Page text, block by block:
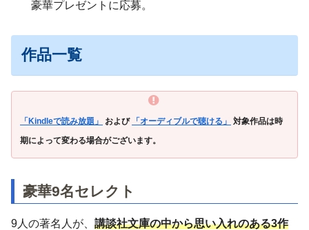
豪華プレゼントに応募。
作品一覧
「Kindleで読み放題」 および 「オーディブルで聴ける」
対象作品は時
期によって変わる場合がございます。
豪華9名セレクト
9人の著名人が、 講談社文庫の中から思い入れのある3作